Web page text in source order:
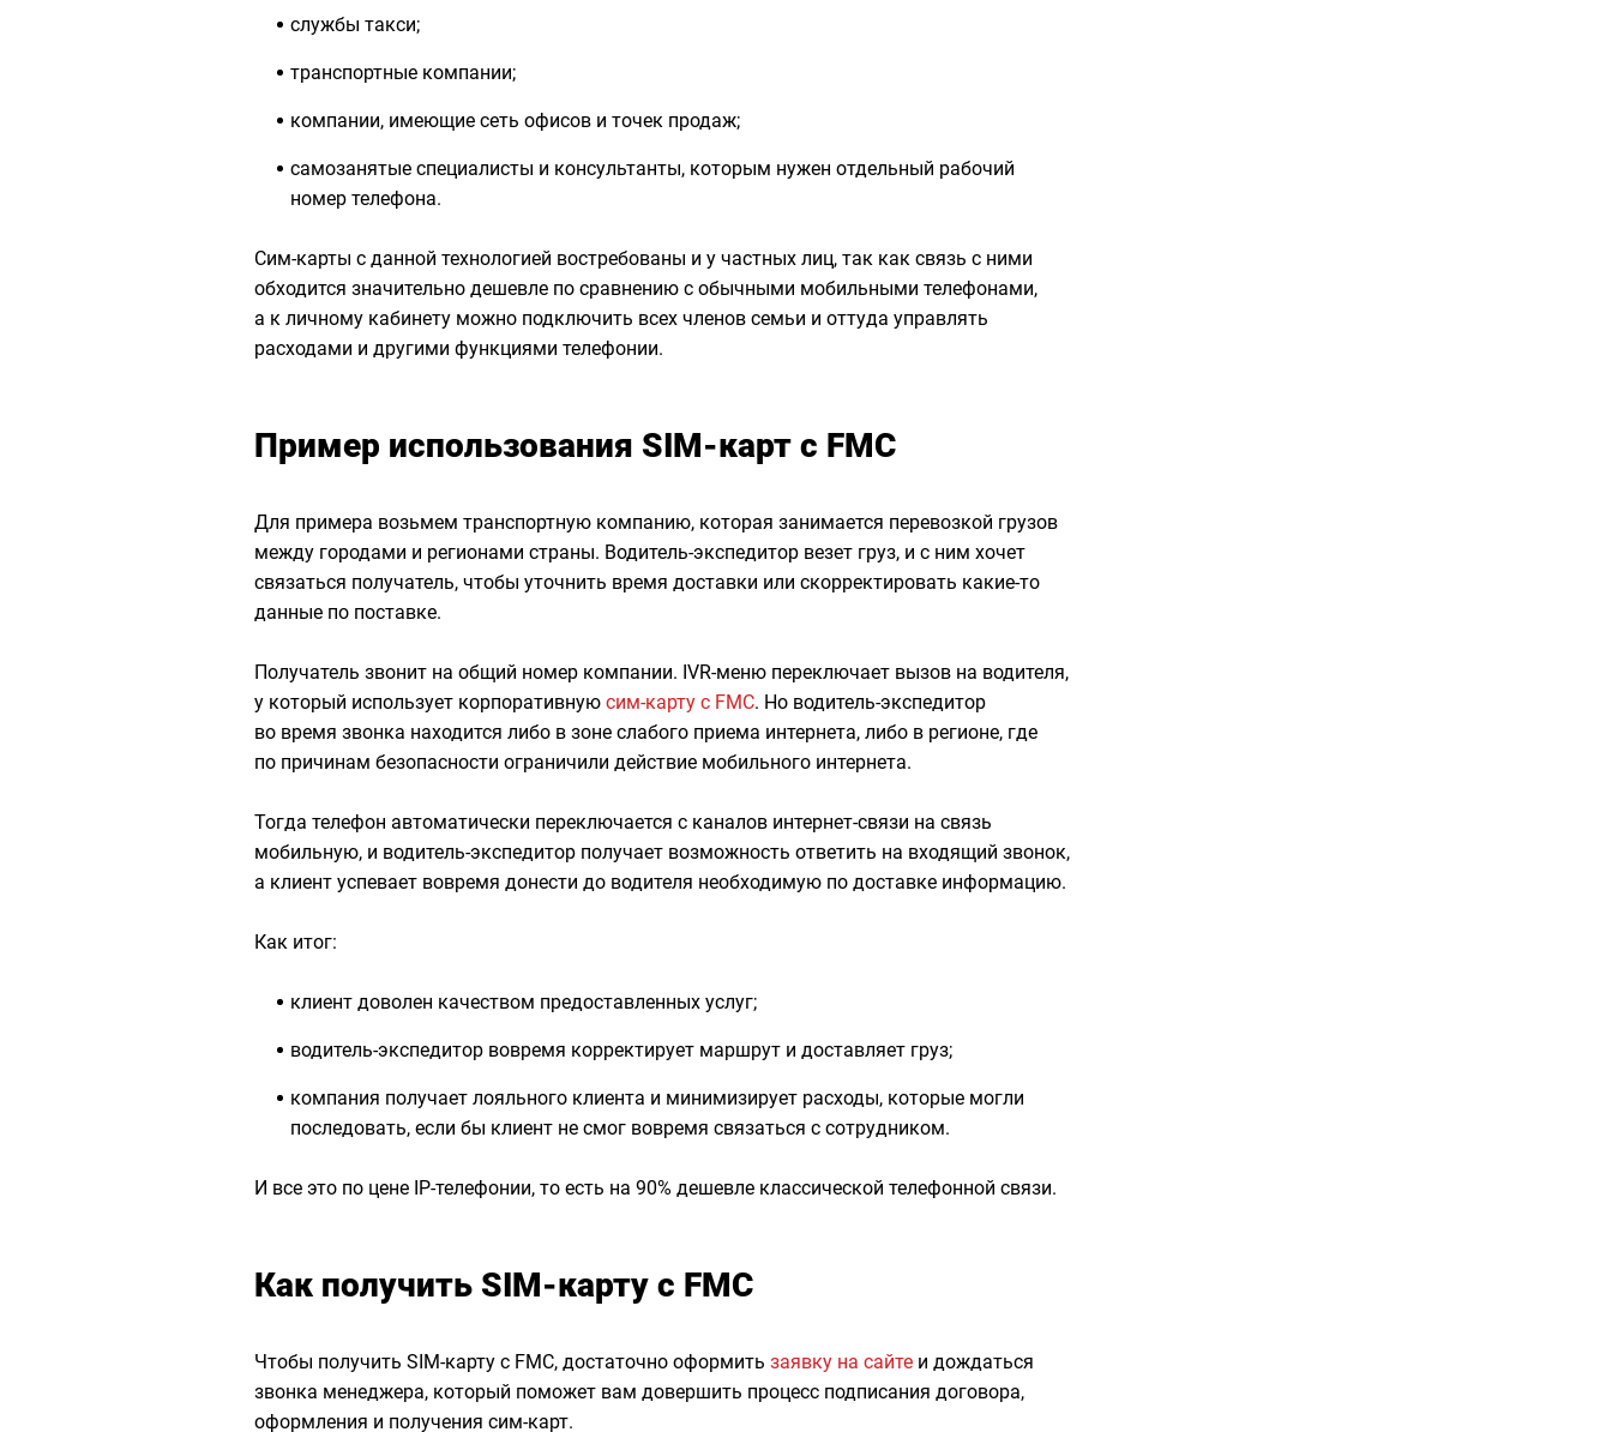
службы такси;
транспортные компании;
компании, имеющие сеть офисов и точек продаж;
самозанятые специалисты и консультанты, которым нужен отдельный рабочий
номер телефона.
Сим-карты с данной технологией востребованы и у частных лиц, так как связь с ними
обходится значительно дешевле по сравнению с обычными мобильными телефонами,
а к личному кабинету можно подключить всех членов семьи и оттуда управлять
расходами и другими функциями телефонии.
Пример использования SIM-карт с FMC
Для примера возьмем транспортную компанию, которая занимается перевозкой грузов
между городами и регионами страны. Водитель-экспедитор везет груз, и с ним хочет
связаться получатель, чтобы уточнить время доставки или скорректировать какие-то
данные по поставке.
Получатель звонит на общий номер компании. IVR-меню переключает вызов на водителя,
у который использует корпоративную сим-карту с FMC. Но водитель-экспедитор
во время звонка находится либо в зоне слабого приема интернета, либо в регионе, где
по причинам безопасности ограничили действие мобильного интернета.
Тогда телефон автоматически переключается с каналов интернет-связи на связь
мобильную, и водитель-экспедитор получает возможность ответить на входящий звонок,
а клиент успевает вовремя донести до водителя необходимую по доставке информацию.
Как итог:
клиент доволен качеством предоставленных услуг;
водитель-экспедитор вовремя корректирует маршрут и доставляет груз;
компания получает лояльного клиента и минимизирует расходы, которые могли
последовать, если бы клиент не смог вовремя связаться с сотрудником.
И все это по цене IP-телефонии, то есть на 90% дешевле классической телефонной связи.
Как получить SIM-карту с FMC
Чтобы получить SIM-карту с FMC, достаточно оформить заявку на сайте и дождаться
звонка менеджера, который поможет вам довершить процесс подписания договора,
оформления и получения сим-карт.